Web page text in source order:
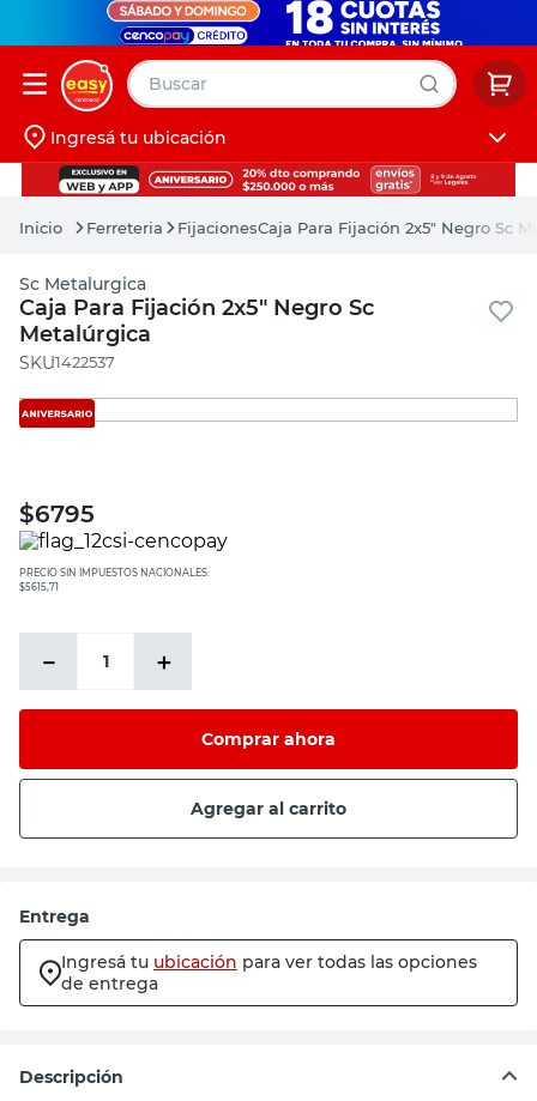
Buscar
Iniciá sesión
Ingresá tu ubicación
Ferreteria FijacionesCaja Para Fijación 2x5" Negro Sc
Sc Metalurgica
Caja Para Fijación 2x5" Negro Sc
Metalúrgica
:1422537
$6795
PRECIO SIN IMPUESTOS NACIONALES:
$5615,71
＋
－
Comprar ahora
Agregar al carrito
Entrega
Ingresá tu ubicación para ver todas las opciones
de entrega
Descripción
muebles
pintura
escritorio
puertas
placard